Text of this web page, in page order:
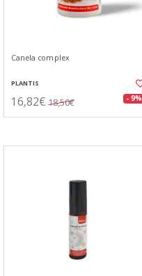
Canela complex
PLANTIS
16,82€ 18,50€ - 9%